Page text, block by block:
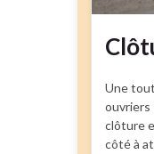
Une
ouvriers
clôture
côté à